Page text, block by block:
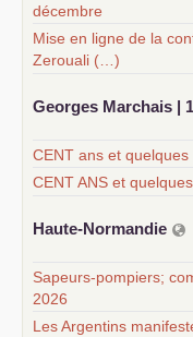
décembre
Mise en ligne de la
Zerouali (…)
Georges Marchais |
CENT ans et
CENT ANS et
Haute-Normandie
Sapeurs-pompiers;
2026
Les Argentins